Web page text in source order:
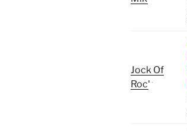
Jock Of
Rock